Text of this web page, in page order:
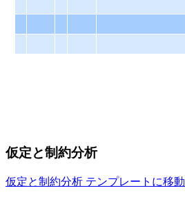
仮定と制約分析
仮定と制約分析 テンプレートに移動